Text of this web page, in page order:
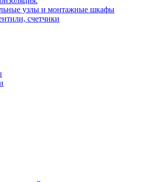
узлы и монтажные шкафы
счетчики